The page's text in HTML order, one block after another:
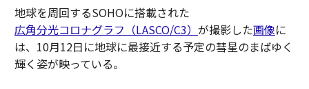
地球を周回するSOHOに搭載された
広角分光コロナグラフ（LASCO/C3） が撮影した画像に
は、10月12日に地球に最接近する予定の彗星のまばゆく
輝く姿が映っている。